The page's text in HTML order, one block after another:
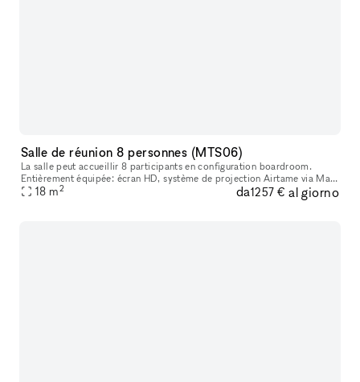
Salle de réunion 8 personnes (MTS06)
La salle peut accueillir 8 participants en configuration boardroom.
Entièrement équipée: écran HD, système de projection Airtame via Mac
ou Pc, Wifi et Whiteboard.
18 m2 da1257 € al giorno